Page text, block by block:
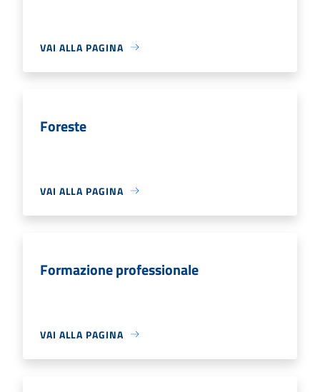
VAI ALLA PAGINA
Foreste
VAI ALLA PAGINA
Formazione professionale
VAI ALLA PAGINA